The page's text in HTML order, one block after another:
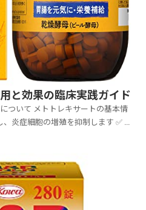
と効果の臨床実践ガイド
ートの基本情
報 💊 作用機序 葉酸代謝を阻害し、炎症細胞の増殖を抑制します ✅ ...